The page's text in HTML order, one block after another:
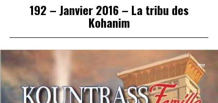
192 – Janvier 2016 – La tribu des
Kohanim